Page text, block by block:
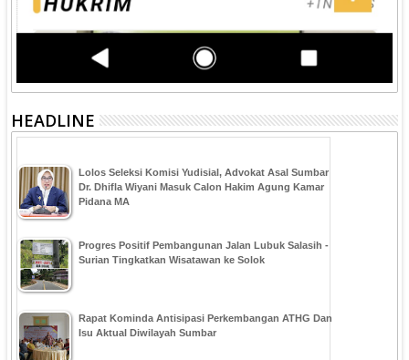
HEADLINE
‎Lolos Seleksi Komisi Yudisial, Advokat Asal Sumbar
Dr. Dhifla Wiyani Masuk Calon Hakim Agung Kamar
Pidana MA
Progres Positif Pembangunan Jalan Lubuk Salasih -
Surian Tingkatkan Wisatawan ke Solok
Rapat Kominda Antisipasi Perkembangan ATHG Dan
Isu Aktual Diwilayah Sumbar